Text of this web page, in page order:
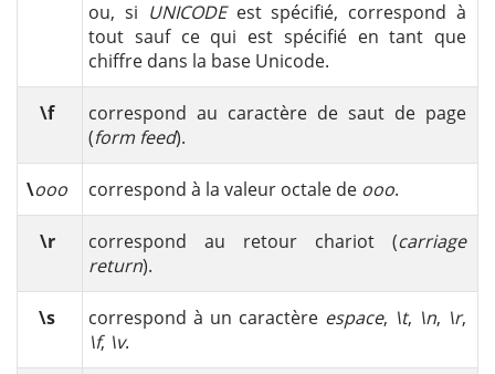
ou, si UNICODEest spécifié, correspond à
tout sauf ce qui est spécifié en tant que
chiffre dans la base Unicode.
\f
correspond au caractère de saut de page
(form feed).
\ooo correspond à la valeur octale de ooo.
\r correspond au retour chariot (carriage
return).
\s correspond à un caractère espace, \t, \n, \r,
\f, \v.